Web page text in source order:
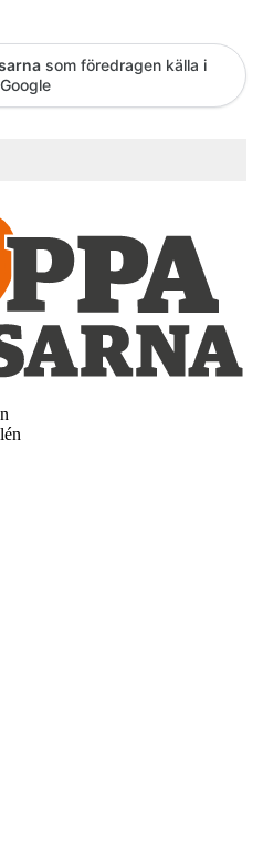
som föredragen källa i
Google